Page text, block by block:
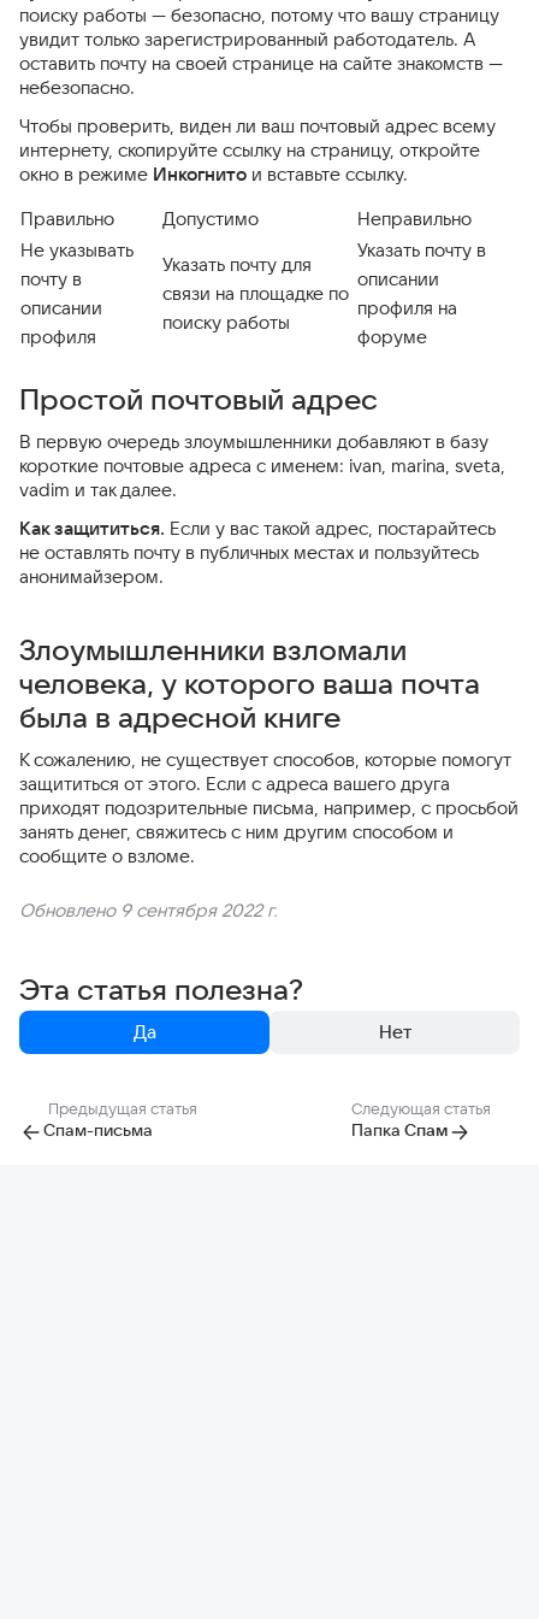
поиску работы — безопасно, потому что вашу страницу
увидит только зарегистрированный работодатель. А
оставить почту на своей странице на сайте знакомств —
небезопасно.
Чтобы проверить, виден ли ваш почтовый адрес всему
интернету, скопируйте ссылку на страницу, откройте
окно в режиме Инкогнито и вставьте ссылку.
Правильно
Допустимо
Неправильно
Не указывать
почту в
описании
профиля
Указать почту для
связи на площадке по
поиску работы
Указать почту в
описании
профиля на
форуме
Простой почтовый адрес
В первую очередь злоумышленники добавляют в базу
короткие почтовые адреса с именем: ivan, marina, sveta,
vadim и так далее.
Как защититься. Если у вас такой адрес, постарайтесь
не оставлять почту в публичных местах и пользуйтесь
анонимайзером.
Злоумышленники взломали
человека, у которого ваша почта
была в адресной книге
К сожалению, не существует способов, которые помогут
защититься от этого. Если с адреса вашего друга
приходят подозрительные письма, например, с просьбой
занять денег, свяжитесь с ним другим способом и
сообщите о взломе.
Обновлено 9 сентября 2022 г.
Эта статья полезна?
Да Нет
Предыдущая статья
Спам-письма
Следующая статья
Папка Спам